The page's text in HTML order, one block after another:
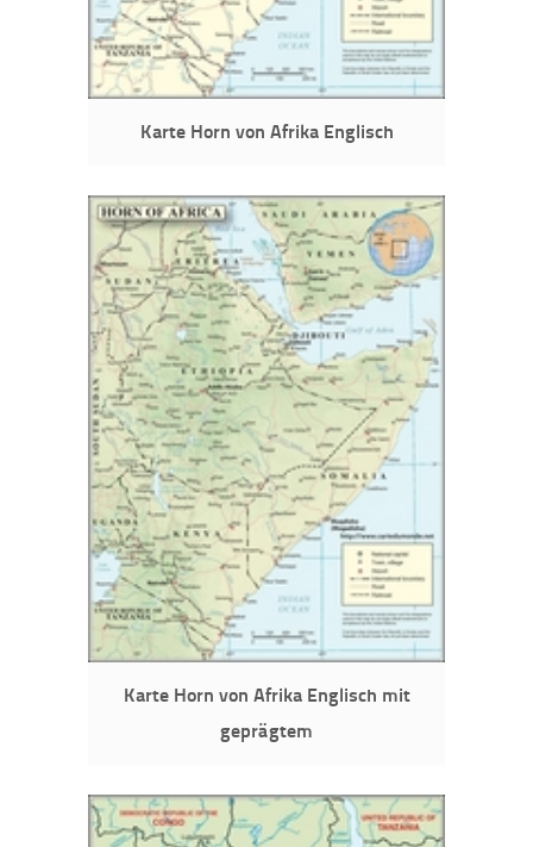
Karte Horn von Afrika Englisch
Karte Horn von Afrika Englisch mit
geprägtem